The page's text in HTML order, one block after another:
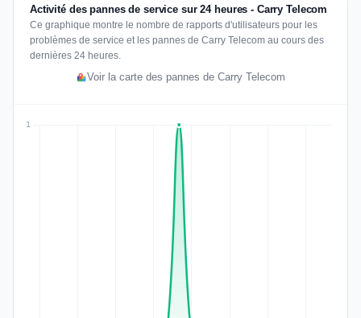
Activité des pannes de service sur 24 heures - Carry Telecom
Ce graphique montre le nombre de rapports d'utilisateurs pour les
problèmes de service et les pannes de Carry Telecom au cours des
dernières 24 heures.
Voir la carte des pannes de Carry Telecom